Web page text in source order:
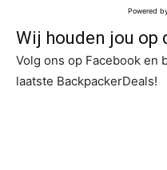
Powered
Wij houden jou op
Volg ons op Facebook en
laatste BackpackerDeals!